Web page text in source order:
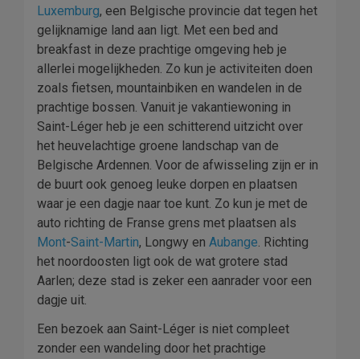
Luxemburg, een Belgische provincie dat tegen het
gelijknamige land aan ligt. Met een bed and
breakfast in deze prachtige omgeving heb je
allerlei mogelijkheden. Zo kun je activiteiten doen
zoals fietsen, mountainbiken en wandelen in de
prachtige bossen. Vanuit je vakantiewoning in
Saint-Léger heb je een schitterend uitzicht over
het heuvelachtige groene landschap van de
Belgische Ardennen. Voor de afwisseling zijn er in
de buurt ook genoeg leuke dorpen en plaatsen
waar je een dagje naar toe kunt. Zo kun je met de
auto richting de Franse grens met plaatsen als
Mont-Saint-Martin, Longwy en Aubange. Richting
het noordoosten ligt ook de wat grotere stad
Aarlen; deze stad is zeker een aanrader voor een
dagje uit.
Een bezoek aan Saint-Léger is niet compleet
zonder een wandeling door het prachtige